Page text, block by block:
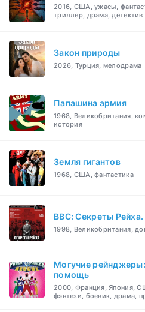
2016, США, ужасы,
триллер, драма, детектив
Закон природы
2026, Турция, мелодрама
Папашина армия
1968, Великобритания,
история
Земля гигантов
1968, США, фантастика
BBC: Секреты
1998, Великобритания,
Могучие
помощь
2000, Франция, Япония,
фэнтези, боевик, драма,